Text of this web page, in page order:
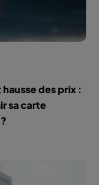
des prix :
sa carte